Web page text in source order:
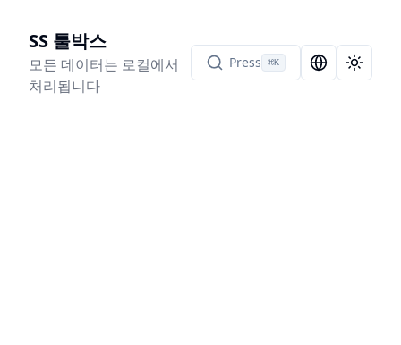
SS 툴박스
모든 데이터는 로컬에서
처리됩니다
Press ⌘K Language
Toggle